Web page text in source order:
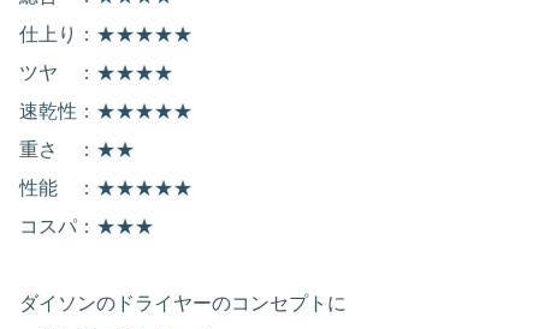
仕上り：★★★★★
ツヤ ：★★★★
速乾性：★★★★★
重さ ：★★
性能 ：★★★★★
コスパ：★★★
ダイソンのドライヤーのコンセプトに